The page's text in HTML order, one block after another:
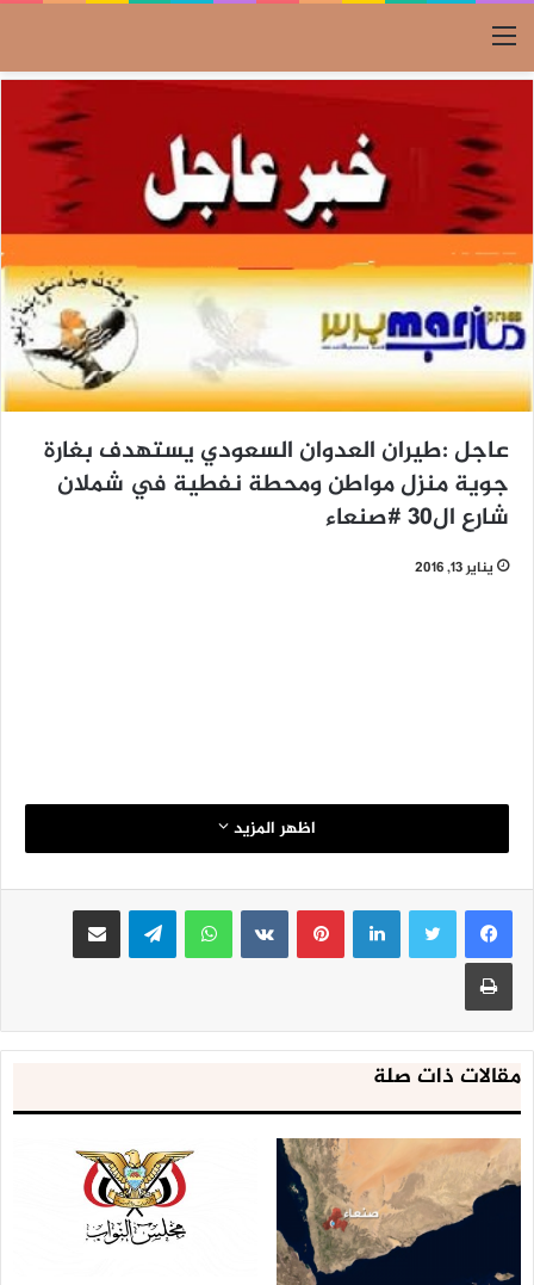
القائمة
عاجل :طيران العدوان السعودي يستهدف بغارة
جوية منزل مواطن ومحطة نفطية في شملان
شارع ال30 #صنعاء
يناير 13, 2016
اظهر المزيد
لينكدإنبينتيريست واتساب تيلقرام مشاركة عبر البريد
طباعة
مقالات ذات صلة